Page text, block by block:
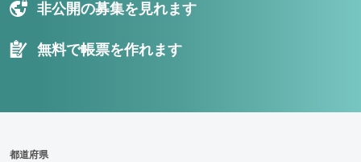
非公開の募集を見れます
無料で帳票を作れます
都道府県